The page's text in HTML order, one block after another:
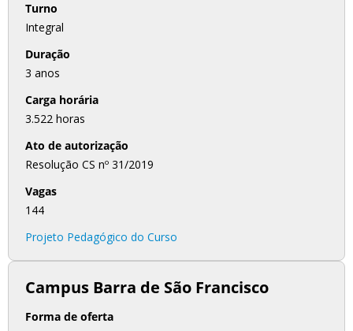
Turno
Integral
Duração
3 anos
Carga horária
3.522 horas
Ato de autorização
Resolução CS nº 31/2019
Vagas
144
Projeto Pedagógico do Curso
Campus Barra de São Francisco
Forma de oferta